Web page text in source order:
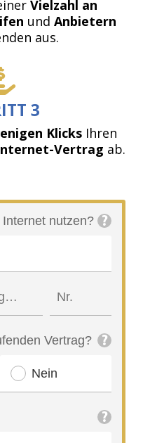
Vielzahl an
und Anbietern
aus.
3
Klicks Ihren
Vertrag ab.